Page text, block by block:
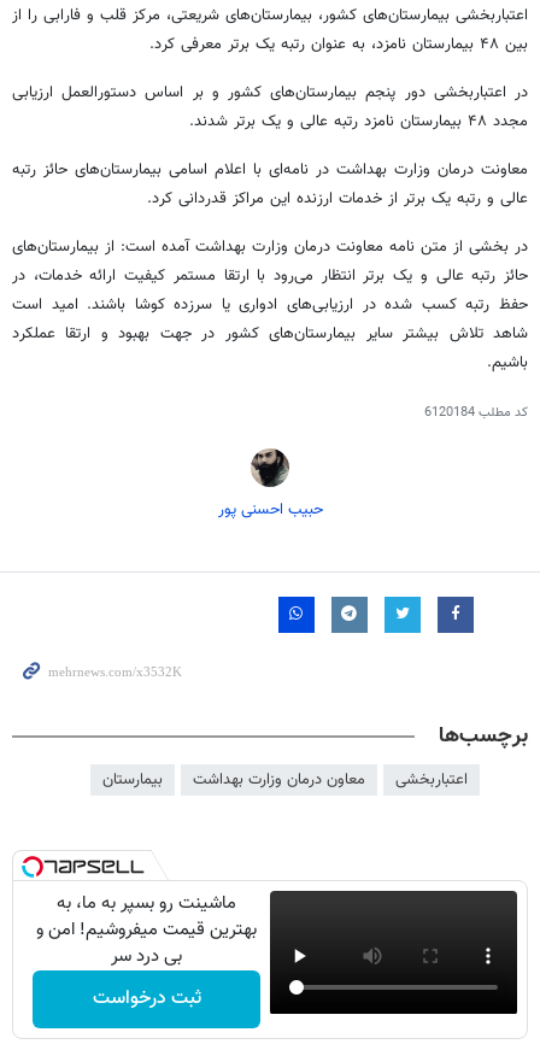
اعتباربخشی بیمارستان‌های کشور، بیمارستان‌های شریعتی، مرکز قلب و فارابی را از
بین ۴۸ بیمارستان نامزد، به عنوان رتبه یک برتر معرفی کرد.
در اعتباربخشی دور پنجم بیمارستان‌های کشور و بر اساس دستورالعمل ارزیابی
مجدد ۴۸ بیمارستان نامزد رتبه عالی و یک برتر شدند.
معاونت درمان وزارت بهداشت در نامه‌ای با اعلام اسامی بیمارستان‌های حائز رتبه
عالی و رتبه یک برتر از خدمات ارزنده این مراکز قدردانی کرد.
در بخشی از متن نامه معاونت درمان وزارت بهداشت آمده است: از بیمارستان‌های
حائز رتبه عالی و یک برتر انتظار می‌رود با ارتقا مستمر کیفیت ارائه خدمات، در
حفظ رتبه کسب شده در ارزیابی‌های ادواری یا سرزده کوشا باشند. امید است
شاهد تلاش بیشتر سایر بیمارستان‌های کشور در جهت بهبود و ارتقا عملکرد
باشیم.
کد مطلب6120184
حبیب احسنی پور
برچسب‌ها
اعتباربخشی معاون درمان وزارت بهداشت بیمارستان
ماشینت رو بسپر به ما، به
بهترین قیمت میفروشیم! امن و
بی درد سر
ثبت درخواست